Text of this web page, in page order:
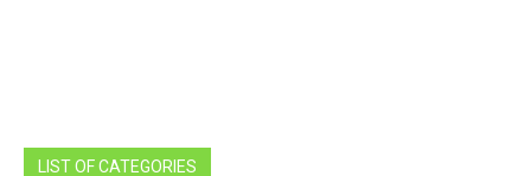
LIST OF CATEGORIES